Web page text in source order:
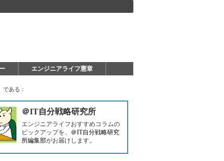
エンジニアライフ憲章
ある：
＠IT自分戦略研究所
エンジニアライフおすすめコラムの
ピックアップを、 ＠IT自分戦略研究
所編集部がお届けします。